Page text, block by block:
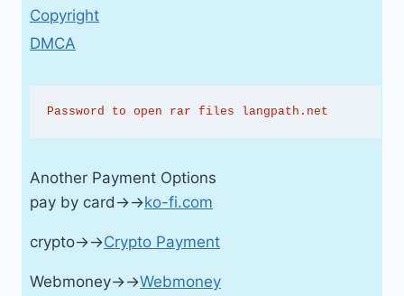
Copyright
DMCA
Password to open rar files langpath.net
Another Payment Options
pay by card→→ko-fi.com
crypto→→Crypto Payment
Webmoney→→Webmoney